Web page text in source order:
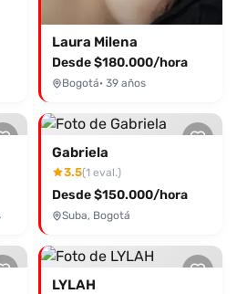
Laura Milena
Desde $180.000/hora
Bogotá· 39 años
Gabriela
3.5(1 eval.)
Desde $150.000/hora
Suba, Bogotá
LYLAH